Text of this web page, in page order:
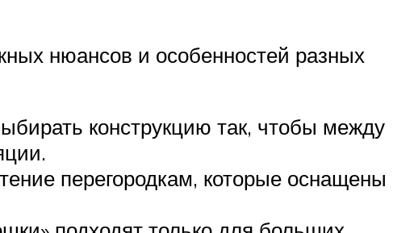
нюансов и особенностей разных
конструкцию так, чтобы между
перегородкам, которые оснащены